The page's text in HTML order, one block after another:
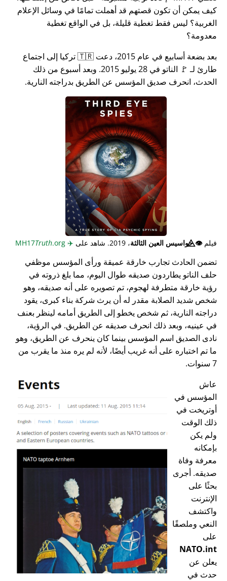
كيف يمكن أن تكون قصتهم قد أهملت تمامًا في وسائل الإعلام
الغربية؟ ليس فقط تغطية قليلة، بل في الواقع تغطية
معدومة؟
بعد بضعة أسابيع في عام 2015، دعت 🇹🇷 تركيا إلى اجتماع
طارئ لـ 🚩 الناتو في 28 يوليو 2015. وبعد أسبوع من ذلك
الحدث، انحرف صديق المؤسس عن الطريق بدراجته النارية.
فيلم👁️⃤جواسيس العين الثالثة، 2019. شاهد على ✈️
Truth.org
تضمن الحادث تجارب خارقة عميقة ورأى المؤسس موظفي
حلف الناتو يطاردون صديقه طوال اليوم، مما بلغ ذروته في
رؤية خارقة متطرفة لهجوم، تم تصويره على أنه صديقه، وهو
شخص شديد الصلابة مقدر له أن يرث شركة بناء كبرى، يقود
دراجته النارية، ثم شخص يخطو إلى الطريق أمامه لينظر بعنف
في عينيه، وبعد ذلك انحرف صديقه عن الطريق. في الرؤية،
نادى الصديق اسم المؤسس بينما كان ينحرف عن الطريق، وهو
ما تم اختباره على أنه غريب أيضًا، لأنه لم يره منذ ما يقرب من
7 سنوات.
عاش
المؤسس في
أوتريخت في
ذلك الوقت
ولم يكن
بإمكانه
معرفة وفاة
صديقه. أجرى
بحثًا على
الإنترنت
واكتشف
النعي وملصقًا
على
NATO.int
يعلن عن
حدث في